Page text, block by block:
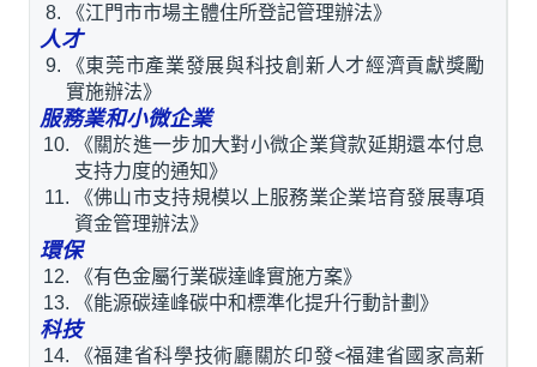
《江門市市場主體住所登記管理辦法》
人才
《東莞市產業發展與科技創新人才經濟貢獻獎勵
實施辦法》
服務業和小微企業
《關於進一步加大對小微企業貸款延期還本付息
支持力度的通知》
《佛山市支持規模以上服務業企業培育發展專項
資金管理辦法》
環保
《有色金屬行業碳達峰實施方案》
《能源碳達峰碳中和標準化提升行動計劃》
科技
《福建省科學技術廳關於印發<福建省國家高新